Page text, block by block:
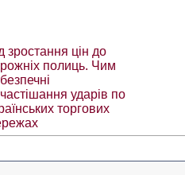
зростання цін до
полиць. Чим
ударів по
торгових